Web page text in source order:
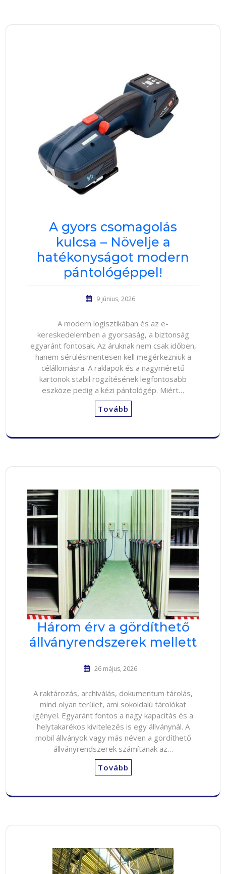
A gyors csomagolás
kulcsa – Növelje a
hatékonyságot modern
pántológéppel!
9 június, 2026
A modern logisztikában és az e-
kereskedelemben a gyorsaság, a biztonság
egyaránt fontosak. Az áruknak nem csak időben,
hanem sérülésmentesen kell megérkezniük a
célállomásra. A raklapok és a nagyméretű
kartonok stabil rögzítésének legfontosabb
eszköze pedig a kézi pántológép. Miért…
Tovább
Három érv a gördíthető
állványrendszerek mellett
26 május, 2026
A raktározás, archiválás, dokumentum tárolás,
mind olyan terület, ami sokoldalú tárolókat
igényel. Egyaránt fontos a nagy kapacitás és a
helytakarékos kivitelezés is egy állványnál. A
mobil állványok vagy más néven a gördíthető
állványrendszerek számítanak az…
Tovább